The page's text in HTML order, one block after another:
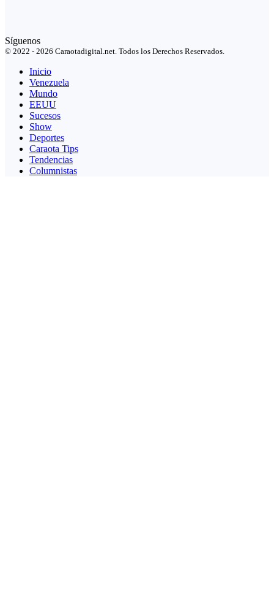
Síguenos
© 2022 - 2026 Caraotadigital.net. Todos los Derechos Reservados.
Inicio
Venezuela
Mundo
EEUU
Sucesos
Show
Deportes
Caraota Tips
Tendencias
Columnistas